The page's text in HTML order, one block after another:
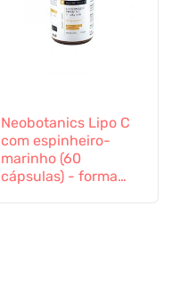
Neobotanics Lipo C
com espinheiro-
marinho (60
cápsulas) - forma